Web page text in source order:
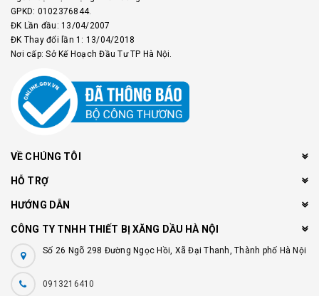
GPKD: 0102376844.
ĐK Lần đầu: 13/04/2007
ĐK Thay đổi lần 1: 13/04/2018
Nơi cấp: Sở Kế Hoạch Đầu Tư TP Hà Nội.
VỀ CHÚNG TÔI
HỖ TRỢ
HƯỚNG DẪN
CÔNG TY TNHH THIẾT BỊ XĂNG DẦU HÀ NỘI
Số 26 Ngõ 298 Đường Ngọc Hồi, Xã Đại Thanh, Thành phố Hà Nội
0913216410